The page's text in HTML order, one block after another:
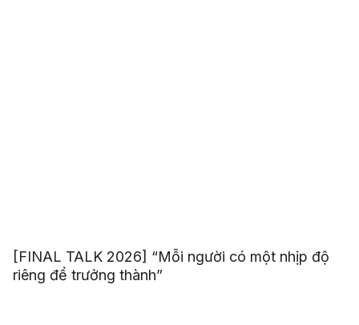
[FINAL TALK 2026] “Mỗi người có một nhịp độ
riêng để trưởng thành”